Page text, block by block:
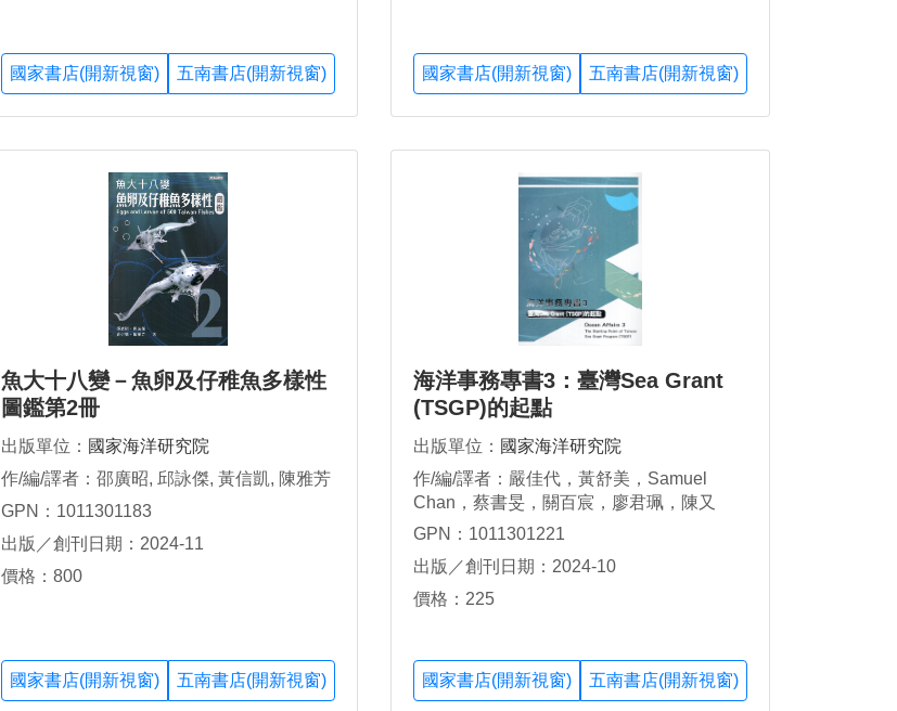
國家書店(開新視窗) 五南書店(開新視窗) 國家書店(開新視窗) 五南書店(開新視窗)
魚大十八變－魚卵及仔稚魚多樣性
圖鑑第2冊
出版單位： 國家海洋研究院
作/編/譯者：邵廣昭, 邱詠傑, 黃信凱, 陳雅芳
GPN：1011301183
出版／創刊日期：2024-11
價格：800
國家書店(開新視窗) 五南書店(開新視窗)
海洋事務專書3：臺灣Sea Grant
(TSGP)的起點
出版單位： 國家海洋研究院
作/編/譯者：嚴佳代，黃舒美，Samuel
Chan，蔡書旻，關百宸，廖君珮，陳又
嘉，劉文宏，吳祚任，謝泓諺，段文宏，王
廖德裕，蕭仁傑
GPN：1011301221
出版／創刊日期：2024-10
價格：225
國家書店(開新視窗) 五南書店(開新視窗)